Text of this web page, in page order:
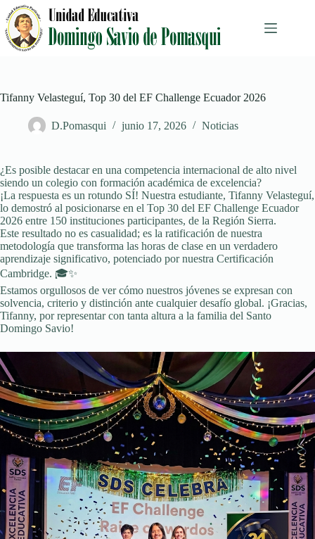
Saltar
al
contenido
Tifanny Velasteguí, Top 30 del EF Challenge Ecuador 2026
D.Pomasqui junio 17, 2026 Noticias
¿Es posible destacar en una competencia internacional de alto nivel
siendo un colegio con formación académica de excelencia?
¡La respuesta es un rotundo SÍ! Nuestra estudiante, Tifanny Velasteguí,
lo demostró al posicionarse en el Top 30 del EF Challenge Ecuador
2026 entre 150 instituciones participantes, de la Región Sierra.
Este resultado no es casualidad; es la ratificación de nuestra
metodología que transforma las horas de clase en un verdadero
aprendizaje significativo, potenciado por nuestra Certificación
Cambridge. 🎓✨
Estamos orgullosos de ver cómo nuestros jóvenes se expresan con
solvencia, criterio y distinción ante cualquier desafío global. ¡Gracias,
Tifanny, por representar con tanta altura a la familia del Santo
Domingo Savio!